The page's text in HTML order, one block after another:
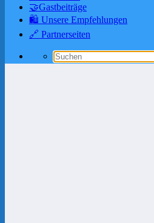
🤝Gastbeiträge
🛍️ Unsere Empfehlungen
🔗 Partnerseiten